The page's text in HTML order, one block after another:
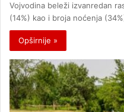
Vojvodina beleži izvanredan
(14%) kao i broja noćenja
Opširnije »